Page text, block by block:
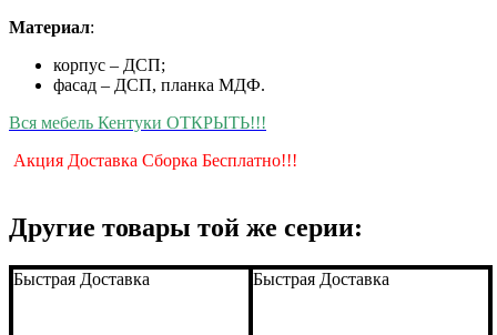
Материал:
корпус – ДСП;
фасад – ДСП, планка МДФ.
Вся мебель Кентуки ОТКРЫТЬ!!!
Акция Доставка Сборка Бесплатно!!!
Другие товары той же серии:
Быстрая Доставка Быстрая Доставка